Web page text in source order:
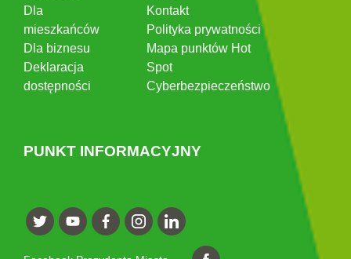
Dla
mieszkańców
Dla biznesu
Deklaracja
dostępności
Kontakt
Polityka prywatności
Mapa punktów Hot
Spot
Cyberbezpieczeństwo
PUNKT INFORMACYJNY